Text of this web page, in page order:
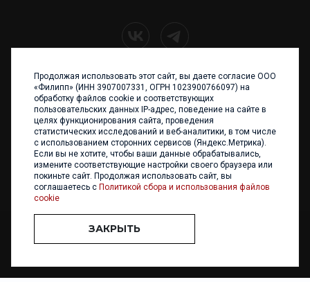
+7 (4012) 960 898
236017 Калининград,
ул. Каштановая аллея, 47
Телефон: +7 4012 960 898,
+7 4012 960 856
Написать нам
ООО «ФИЛИПП» © 2013 - 2026. Все права защищены
Разработка и
Продолжая использовать этот сайт, вы даете согласие ООО
«Филипп» (ИНН 3907007331, ОГРН 1023900766097) на
обработку файлов cookie и соответствующих
пользовательских данных IP-адрес, поведение на сайте в
целях функционирования сайта, проведения
статистических исследований и веб-аналитики, в том числе
с использованием сторонних сервисов (Яндекс.Метрика).
Если вы не хотите, чтобы ваши данные обрабатывались,
измените соответствующие настройки своего браузера или
покиньте сайт. Продолжая использовать сайт, вы
соглашаетесь с Политикой сбора и использования файлов
cookie
ЗАКРЫТЬ